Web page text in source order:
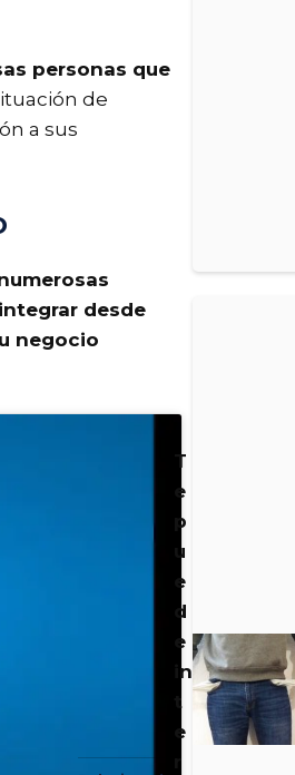
personas que
de
a sus
desde
negocio
T
e
p
u
e
d
e
in
t
e